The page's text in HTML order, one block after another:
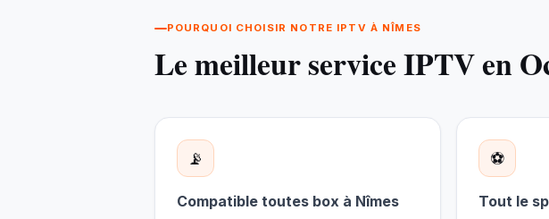
POURQUOI CHOISIR NOTRE IPTV À NÎMES
Le meilleur service IPTV en
📡
Compatible toutes box à Nîmes
⚽
Tout le